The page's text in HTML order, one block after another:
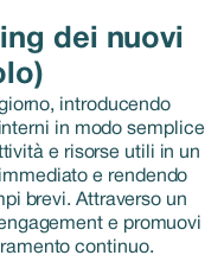
dei nuovi
introducendo
in modo semplice
e risorse utili in un
e rendendo
brevi. Attraverso un
e promuovi
continuo.